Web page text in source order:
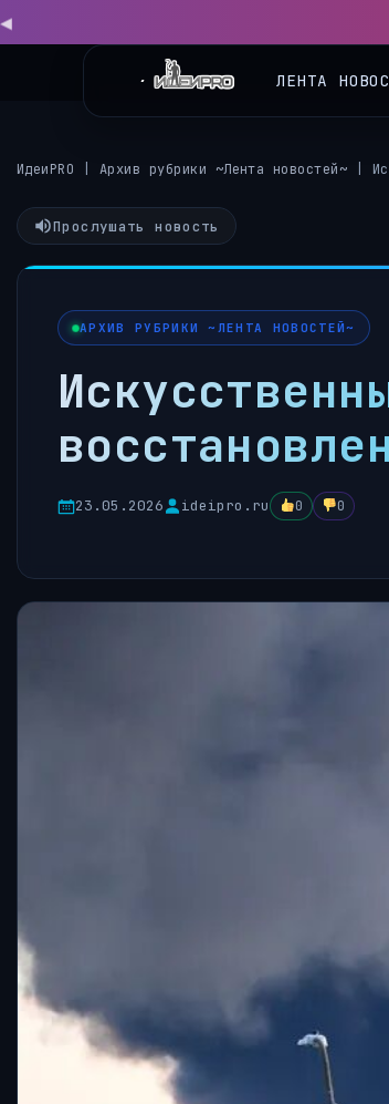
ИдеиPRO Архив рубрики ~Лента новостей~
Прослушать новость
АРХИВ РУБРИКИ ~ЛЕНТА НОВОСТЕЙ~
23.05.2026 ideipro.ru 0 0